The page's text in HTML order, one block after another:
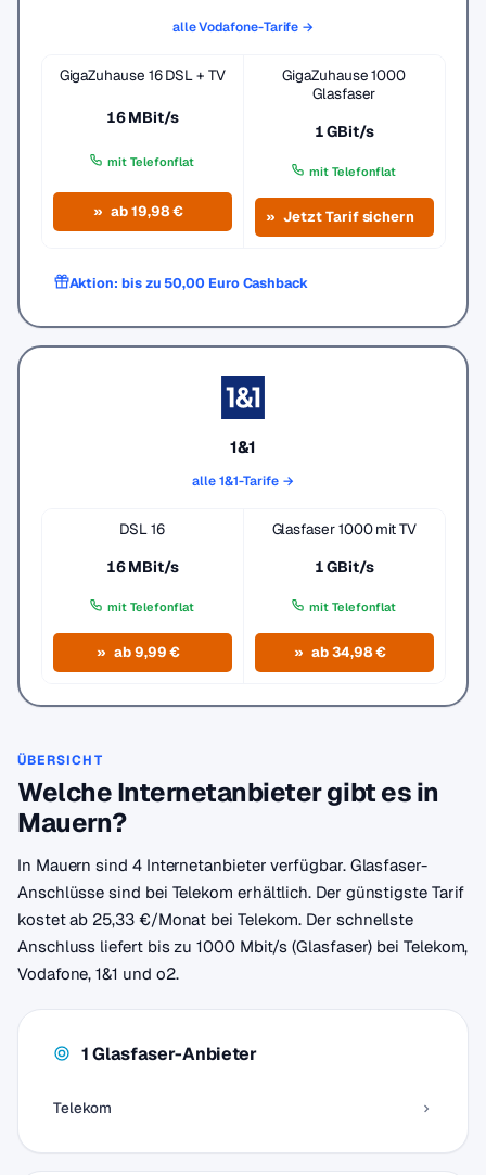
alle Vodafone-Tarife →
GigaZuhause 16 DSL + TV
16 MBit/s
mit Telefonflat
ab 19,98 €
GigaZuhause 1000
Glasfaser
1 GBit/s
mit Telefonflat
Jetzt Tarif sichern
Aktion: bis zu 50,00 Euro Cashback
1&1
alle 1&1-Tarife →
DSL 16
16 MBit/s
mit Telefonflat
ab 9,99 €
Glasfaser 1000 mit TV
1 GBit/s
mit Telefonflat
ab 34,98 €
ÜBERSICHT
Welche Internetanbieter gibt es in
Mauern?
In Mauern sind 4 Internetanbieter verfügbar. Glasfaser-
Anschlüsse sind bei Telekom erhältlich. Der günstigste Tarif
kostet ab 25,33 €/Monat bei Telekom. Der schnellste
Anschluss liefert bis zu 1000 Mbit/s (Glasfaser) bei Telekom,
Vodafone, 1&1 und o2.
1 Glasfaser-Anbieter
Telekom